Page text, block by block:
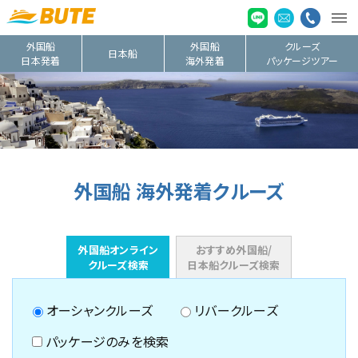
外国船
日本発着
日本船
外国船
海外発着
クルーズ
パッケージツアー
外国船 海外発着クルーズ
外国船オンライン
クルーズ検索
おすすめ外国船/
日本船クルーズ検索
オーシャンクルーズ
リバークルーズ
パッケージのみを検索